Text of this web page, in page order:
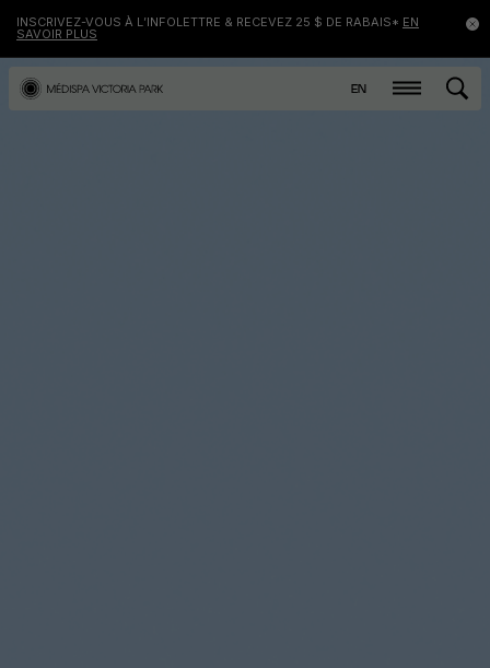
INSCRIVEZ-VOUS À L’INFOLETTRE & RECEVEZ 25 $ DE RABAIS* EN
SAVOIR PLUS
EN